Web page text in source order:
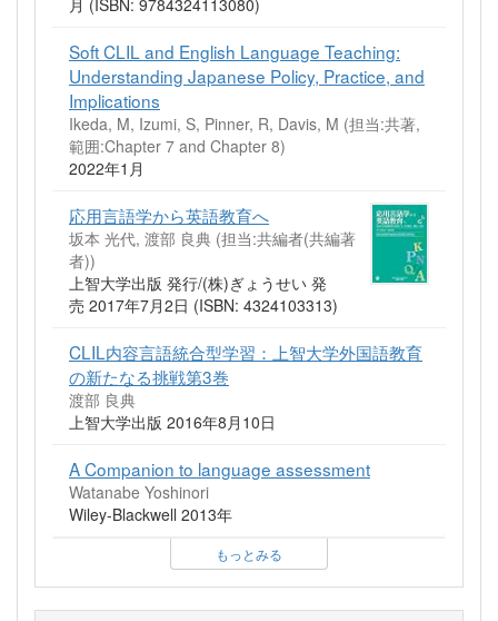
月 (ISBN: 9784324113080)
Soft CLIL and English Language Teaching:
Understanding Japanese Policy, Practice, and
Implications
Ikeda, M, Izumi, S, Pinner, R, Davis, M (担当:共著,
範囲:Chapter 7 and Chapter 8)
2022年1月
応用言語学から英語教育へ
坂本 光代, 渡部 良典 (担当:共編者(共編著
者))
上智大学出版 発行/(株)ぎょうせい 発
売 2017年7月2日 (ISBN: 4324103313)
CLIL内容言語統合型学習：上智大学外国語教育
の新たなる挑戦第3巻
渡部 良典
上智大学出版 2016年8月10日
A Companion to language assessment
Watanabe Yoshinori
Wiley-Blackwell 2013年
もっとみる